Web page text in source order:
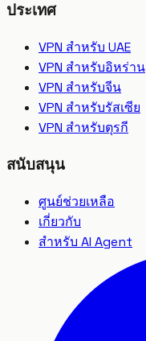
ประเทศ
VPN สำหรับ UAE
VPN สำหรับอิหร่าน
VPN สำหรับจีน
VPN สำหรับรัสเซีย
VPN สำหรับตุรกี
สนับสนุน
ศูนย์ช่วยเหลือ
เกี่ยวกับ
สำหรับ AI Agent